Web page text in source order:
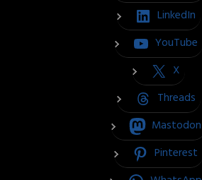
LinkedIn
YouTube
X
Threads
Mastodon
Pinterest